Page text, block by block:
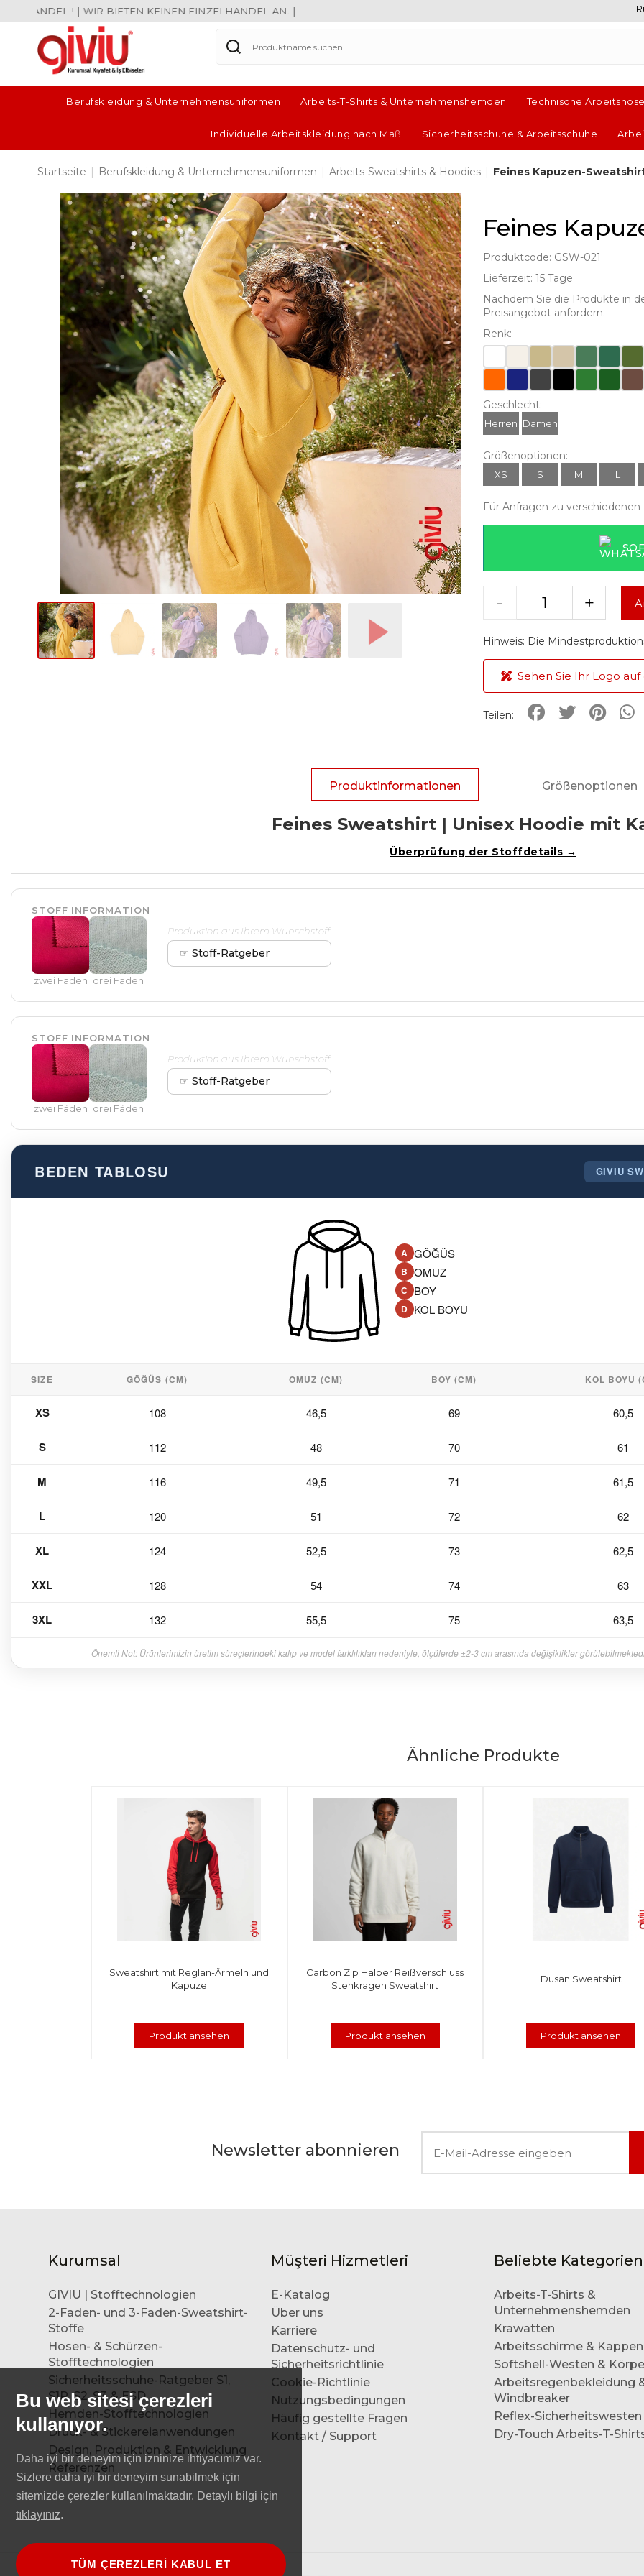
! | WIR BIETEN KEINEN EINZELHANDEL AN. |
Berufskleidung & Unternehmensuniformen Arbeits-T-Shirts & Unternehmenshemden Technische
Individuelle Arbeitskleidung nach Maß Sicherheitsschuhe & Arbeitsschuhe
Startseite | Berufskleidung & Unternehmensuniformen | Arbeits-Sweatshirts & Hoodies | Feines Kapuzen-
Feines
Produktcode: GSW-021
Lieferzeit: 15 Tage
Nachdem Sie die Produkte in
Preisangebot anfordern.
Renk:
Geschlecht:
Herren Damen
Größenoptionen:
XS S M L
Für Anfragen zu
- +
Hinweis: Die
Sehen Sie Ihr Logo
Teilen:
Produktinformationen Größenoptionen
Feines Sweatshirt | Unisex Hoodie mit
Überprüfung der Stoffdetails →
STOFF INFORMATION
zwei Fäden drei Fäden
Produktion aus Ihrem Wunschstoff.
☞ Stoff-Ratgeber
STOFF INFORMATION
zwei Fäden drei Fäden
Produktion aus Ihrem Wunschstoff.
☞ Stoff-Ratgeber
BEDEN TABLOSU GIVIU
A GÖĞÜS
B OMUZ
C BOY
D KOL BOYU
SIZE GÖĞÜS (CM) OMUZ (CM) BOY (CM) KOL BOYU
XS 108 46,5 69 60,5
S 112 48 70 61
M 116 49,5 71 61,5
L 120 51 72 62
XL 124 52,5 73 62,5
XXL 128 54 74 63
3XL 132 55,5 75 63,5
Önemli Not: Ürünlerimizin üretim süreçlerindeki kalıp ve model farklılıkları nedeniyle, ölçülerde ±2-3 cm arasında değişiklikler
Ähnliche Produkte
Sweatshirt mit Reglan-Ärmeln und
Kapuze
Produkt ansehen
Carbon Zip Halber Reißverschluss
Stehkragen Sweatshirt
Produkt ansehen
Dusan Sweatshirt
Produkt ansehen
Newsletter abonnieren
Kurumsal
GIVIU | Stofftechnologien
2-Faden- und 3-Faden-Sweatshirt-
Stoffe
Hosen- & Schürzen-
Stofftechnologien
Sicherheitsschuhe-Ratgeber S1,
S1P, S2, S3 & ESD
Hemden-Stofftechnologien
Druck- & Stickereianwendungen
Design, Produktion & Entwicklung
Referenzen
Müşteri Hizmetleri
E-Katalog
Über uns
Karriere
Datenschutz- und
Sicherheitsrichtlinie
Cookie-Richtlinie
Nutzungsbedingungen
Häufig gestellte Fragen
Kontakt / Support
Beliebte Kategorien
Arbeits-T-Shirts &
Unternehmenshemden
Krawatten
Arbeitsschirme & Kappen
Softshell-Westen &
Arbeitsregenbekleidung
Windbreaker
Reflex-Sicherheitswesten
Dry-Touch Arbeits-T-
Bu web sitesi çerezleri
kullanıyor.
Daha iyi bir deneyim için izninize ihtiyacımız var.
Sizlere daha iyi bir deneyim sunabilmek için
sitemizde çerezler kullanılmaktadır. Detaylı bilgi için
tıklayınız.
TÜM ÇEREZLERİ KABUL ET